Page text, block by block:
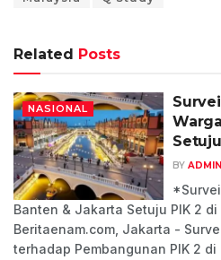
Related Posts
NASIONAL
BY ADMIN
*Survei
Banten & Jakarta Setuju PIK 2
Beritaenam.com, Jakarta -
terhadap Pembangunan PIK 2